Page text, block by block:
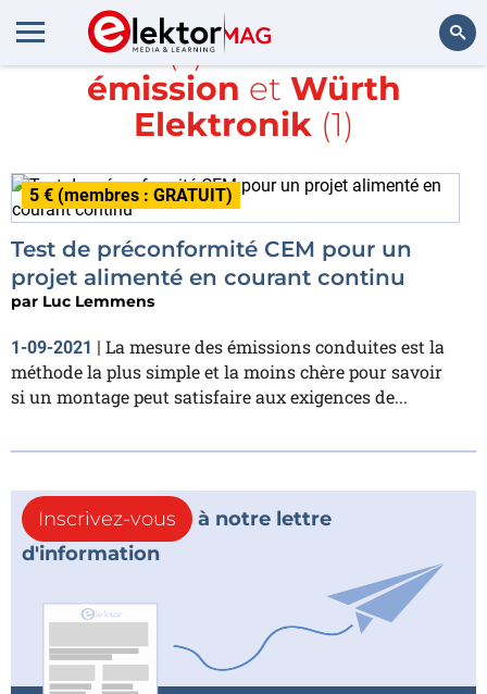
Rechercher
Article(s) avec la balise
émission et Würth
Elektronik(1)
5 € (membres : GRATUIT)
Test de préconformité CEM pour un
projet alimenté en courant continu
par Luc Lemmens
1-09-2021 | La mesure des émissions conduites est la
méthode la plus simple et la moins chère pour savoir
si un montage peut satisfaire aux exigences de...
Inscrivez-vous
à notre lettre
d'information